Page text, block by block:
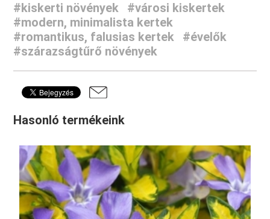
#kiskerti növények
#városi kiskertek
#modern, minimalista kertek
#romantikus, falusias kertek
#évelők
#szárazságtűrő növények
Hasonló termékeink